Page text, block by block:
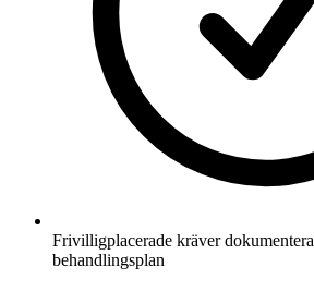
Frivilligplacerade kräver
behandlingsplan